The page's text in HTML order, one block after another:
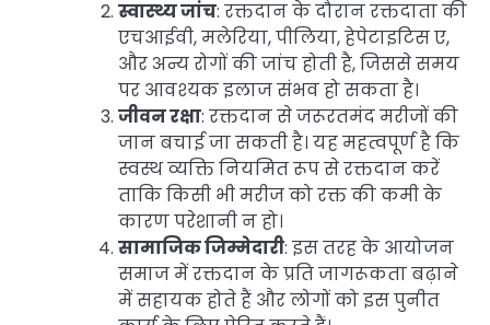
स्वास्थ्य जांच: रक्तदान के दौरान रक्तदाता की
एचआईवी, मलेरिया, पीलिया, हेपेटाइटिस ए,
और अन्य रोगों की जांच होती है, जिससे समय
पर आवश्यक इलाज संभव हो सकता है।
जीवन रक्षा: रक्तदान से जरूरतमंद मरीजों की
जान बचाई जा सकती है। यह महत्वपूर्ण है कि
स्वस्थ व्यक्ति नियमित रूप से रक्तदान करें
ताकि किसी भी मरीज को रक्त की कमी के
कारण परेशानी न हो।
सामाजिक जिम्मेदारी: इस तरह के आयोजन
समाज में रक्तदान के प्रति जागरूकता बढ़ाने
में सहायक होते हैं और लोगों को इस पुनीत